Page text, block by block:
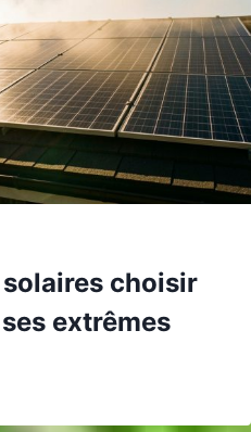
choisir
extrêmes